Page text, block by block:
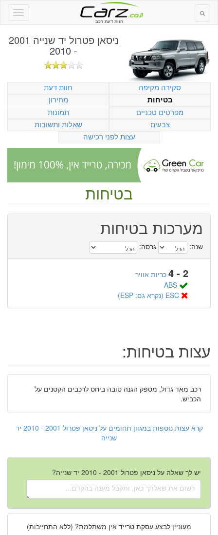
חוות דעת רכב
ניסאן פטרול יד שנייה 2001
- 2010
סקירה מקיפה
חוות דעת
בטיחות
מחירון
מפרטים טכניים
תמונות
צבעים
שאלות ותשובות
עצות לפני רכישה
בטיחות
מערכות בטיחות
שנה: גרסה:
2 - 4
כריות אוויר
ABS
ESC (נקרא גם: ESP)
עצות בטיחות:
רכב מאד גדול, מספק הגנה טובה ביחס לרכבים הקטנים על
הכביש.
קרא עצות נוספות במגוון תחומים על ניסאן פטרול 2001 - 2010 יד
שנייה
יש לך שאלה על ניסאן פטרול 2001 - 2010 יד שנייה?
מעוניין לבצע עסקת טרייד אין משתלמת? (ללא התחייבות)